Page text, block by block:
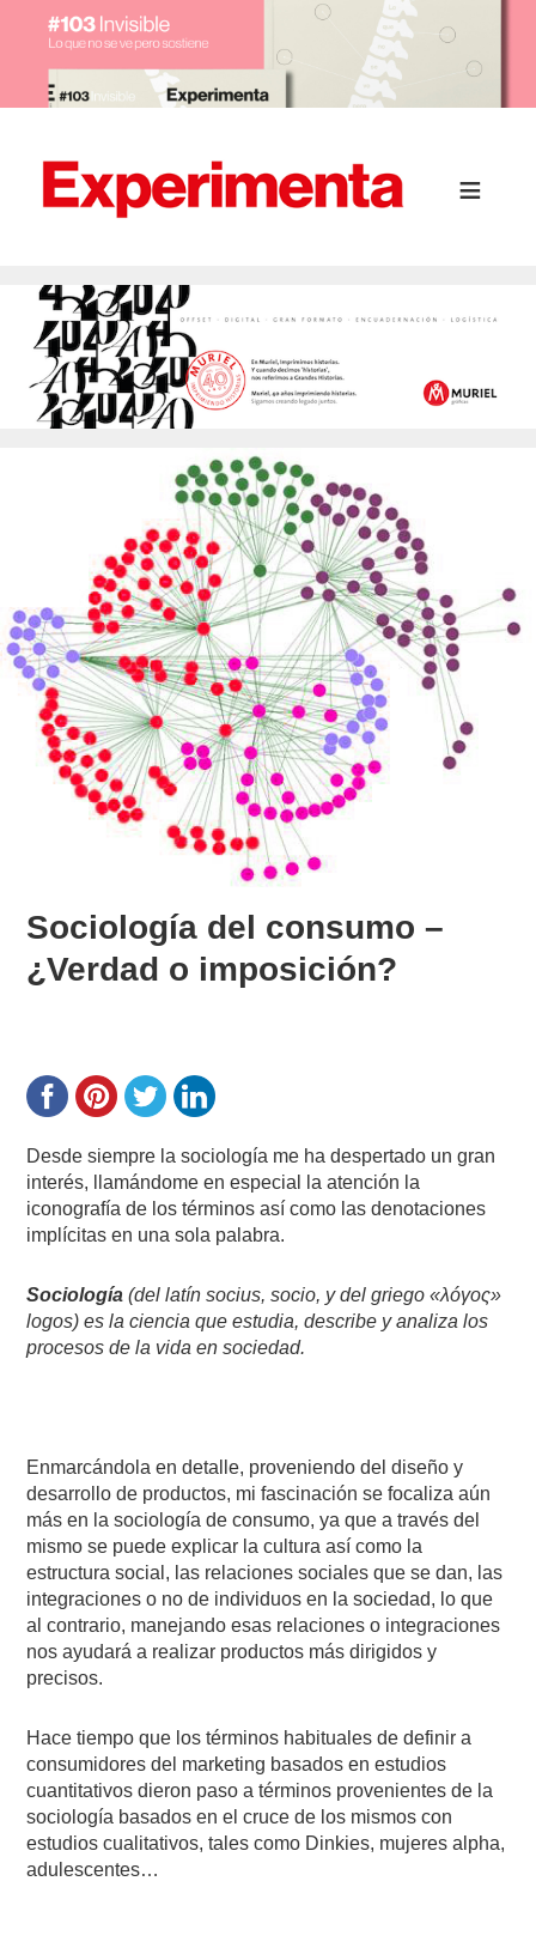
Sociología del consumo –
¿Verdad o imposición?
Desde siempre la sociología me ha despertado un gran
interés, llamándome en especial la atención la
iconografía de los términos así como las denotaciones
implícitas en una sola palabra.
Sociología (del latín socius, socio, y del griego «λóγος»
logos) es la ciencia que estudia, describe y analiza los
procesos de la vida en sociedad.
Enmarcándola en detalle, proveniendo del diseño y
desarrollo de productos, mi fascinación se focaliza aún
más en la sociología de consumo, ya que a través del
mismo se puede explicar la cultura así como la
estructura social, las relaciones sociales que se dan, las
integraciones o no de individuos en la sociedad, lo que
al contrario, manejando esas relaciones o integraciones
nos ayudará a realizar productos más dirigidos y
precisos.
Hace tiempo que los términos habituales de definir a
consumidores del marketing basados en estudios
cuantitativos dieron paso a términos provenientes de la
sociología basados en el cruce de los mismos con
estudios cualitativos, tales como Dinkies, mujeres alpha,
adulescentes…